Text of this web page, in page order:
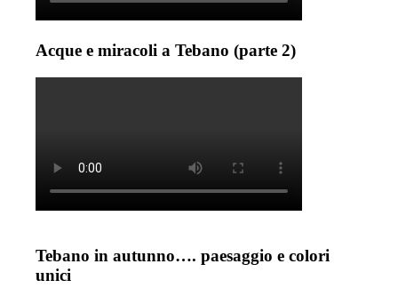
Acque e miracoli a Tebano (parte 2)
Tebano in autunno…. paesaggio e colori
unici